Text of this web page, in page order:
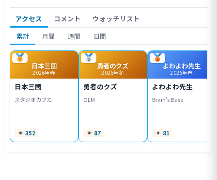
アクセス コメント ウォッチリスト
累計 月間 週間 日間
日本三國
2026年春
日本三國
スタジオカフカ
352
勇者のクズ
2026年冬
勇者のクズ
OLM
87
よわよわ先生
2026年春
よわよわ先生
Brain's Base
81